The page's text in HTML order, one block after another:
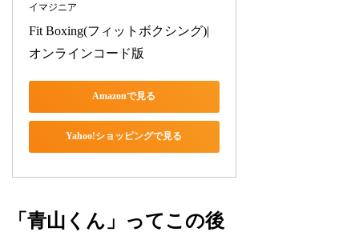
イマジニア
Fit Boxing(フィットボクシング)|
オンラインコード版
Amazonで見る
Yahoo!ショッピングで見る
「青山くん」ってこの後